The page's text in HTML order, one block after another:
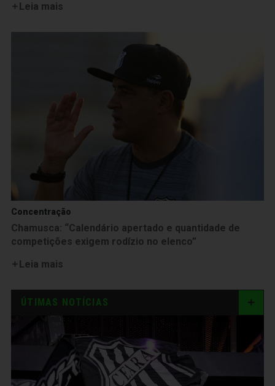
Leia mais
Concentração
Chamusca: “Calendário apertado e quantidade de
competições exigem rodízio no elenco”
Leia mais
ÚTIMAS NOTÍCIAS